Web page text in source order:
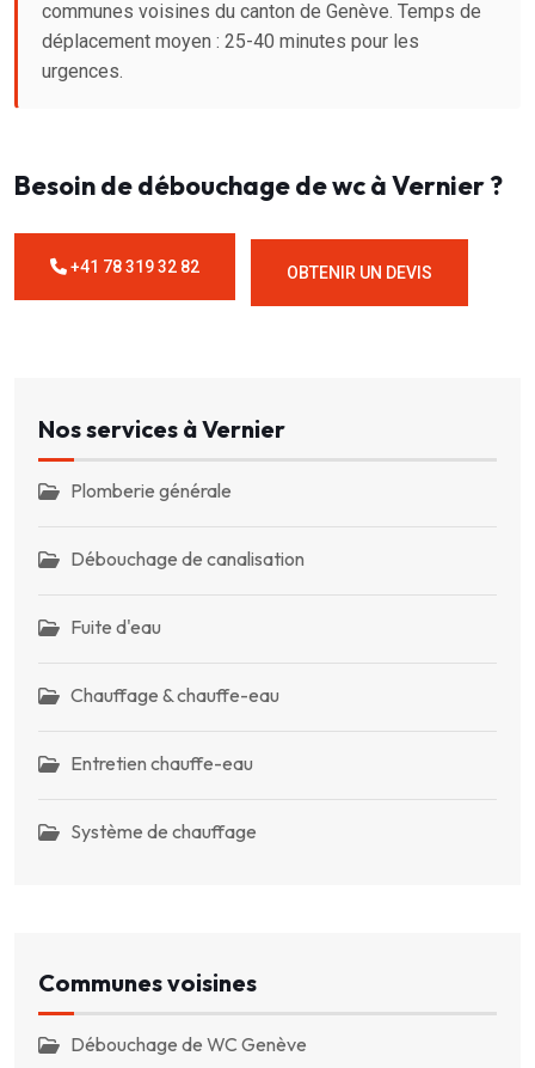
communes voisines du canton de Genève. Temps de
déplacement moyen : 25-40 minutes pour les
urgences.
Besoin de débouchage de wc à Vernier ?
+41 78 319 32 82 OBTENIR UN DEVIS
Nos services à Vernier
Plomberie générale
Débouchage de canalisation
Fuite d'eau
Chauffage & chauffe-eau
Entretien chauffe-eau
Système de chauffage
Communes voisines
Débouchage de WC Genève